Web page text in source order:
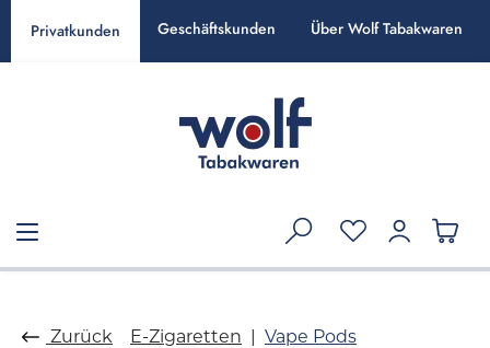
springen
Privatkunden Geschäftskunden Über Wolf Tabakwaren
Zurück E-Zigaretten Vape Pods